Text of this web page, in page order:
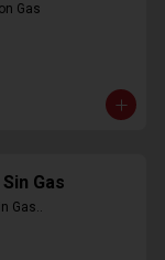
Gas
Gas
Gas..